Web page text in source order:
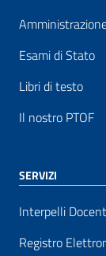
Esami di Stato
Libri di testo
Il nostro PTOF
SERVIZI
Interpelli
Registro